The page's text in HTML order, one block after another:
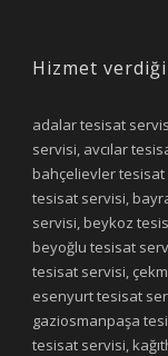
Hizmet
adalar tesisat
servisi, avcılar
bahçelievler
tesisat servisi,
servisi, beykoz
beyoğlu tesisat
tesisat servisi,
esenyurt tesisat
gaziosmanpaşa
tesisat servisi,